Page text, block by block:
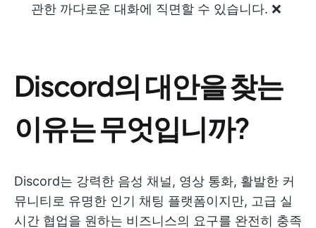
관한 까다로운 대화에 직면할 수 있습니다. ❌
Discord의 대안을 찾는
이유는 무엇입니까?
Discord는 강력한 음성 채널, 영상 통화, 활발한 커
뮤니티로 유명한 인기 채팅 플랫폼이지만, 고급 실
시간 협업을 원하는 비즈니스의 요구를 완전히 충족